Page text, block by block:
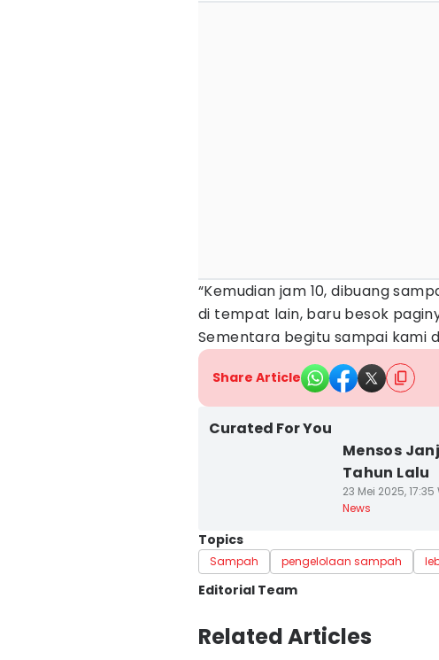
“Kemudian jam 10, dibuang
di tempat lain, baru besok
Sementara begitu sampai kami
Share Article
Curated For You
Mensos
Tahun Lalu
23 Mei 2025, 17:35
News
Topics
Sampah pengelolaan sampah
Editorial Team
Editor
Muhamad Iqbal
Related Articles